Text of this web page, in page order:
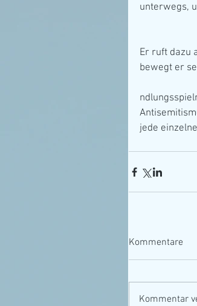
unterwegs,
Er ruft dazu
bewegt er
jede
Kommentare
Kommentar